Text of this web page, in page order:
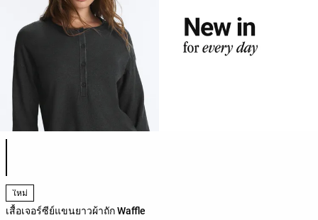
ใหม่
เสื้อเจอร์ซีย์แขนยาวผ้าถัก Waffle